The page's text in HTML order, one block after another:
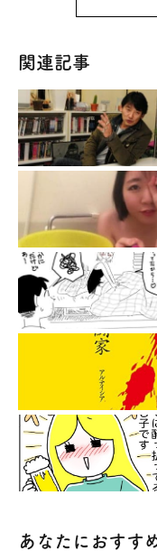
関連記事
あなたにおすす